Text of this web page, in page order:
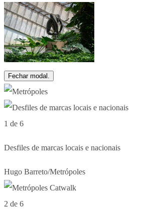
Fechar modal.
1 de 6
Desfiles de marcas locais e nacionais
Hugo Barreto/Metrópoles
2 de 6